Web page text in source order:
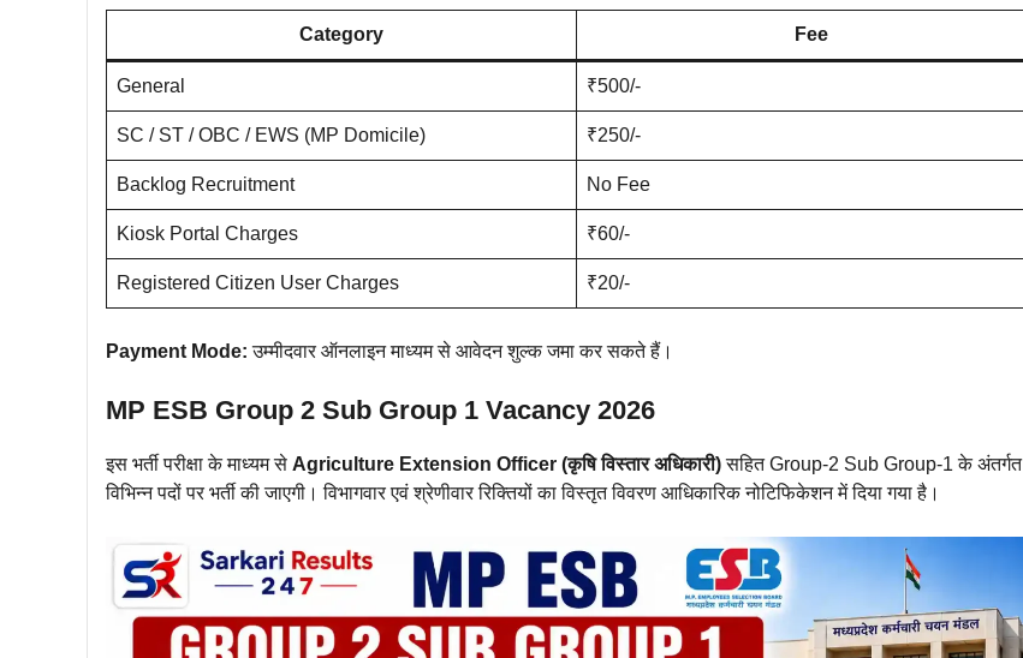
Category Fee
General ₹500/-
SC / ST / OBC / EWS (MP Domicile) ₹250/-
Backlog Recruitment No Fee
Kiosk Portal Charges ₹60/-
Registered Citizen User Charges ₹20/-
Payment Mode: उम्मीदवार ऑनलाइन माध्यम से आवेदन शुल्क जमा कर सकते हैं।
MP ESB Group 2 Sub Group 1 Vacancy 2026
इस भर्ती परीक्षा के माध्यम से Agriculture Extension Officer (कृषि विस्तार अधिकारी)सहित Group-2 Sub Group-1 के अंतर्गत
विभिन्न पदों पर भर्ती की जाएगी। विभागवार एवं श्रेणीवार रिक्तियों का विस्तृत विवरण आधिकारिक नोटिफिकेशन में दिया गया है।